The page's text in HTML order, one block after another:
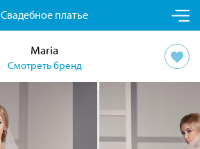
Свадебное платье
Maria
Смотреть бренд